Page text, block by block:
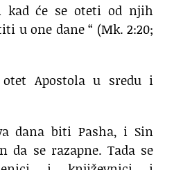
kad će se oteti od njih
u one dane “ (Mk. 2:20;
Apostola u sredu i
dana biti Pasha, i Sin
da se razapne. Tada se